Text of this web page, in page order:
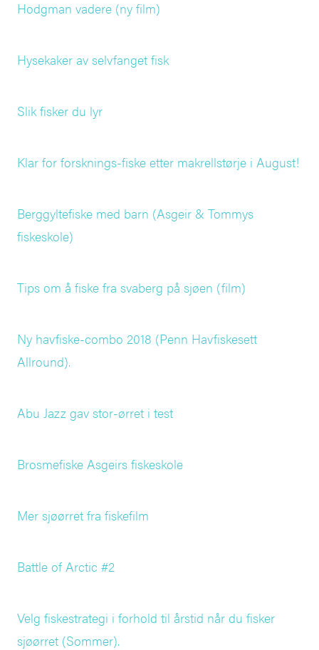
Hodgman vadere (ny film)
Hysekaker av selvfanget fisk
Slik fisker du lyr
Klar for forsknings-fiske etter makrellstørje i August!
Berggyltefiske med barn (Asgeir & Tommys
fiskeskole)
Tips om å fiske fra svaberg på sjøen (film)
Ny havfiske-combo 2018 (Penn Havfiskesett
Allround).
Abu Jazz gav stor-ørret i test
Brosmefiske Asgeirs fiskeskole
Mer sjøørret fra fiskefilm
Battle of Arctic #2
Velg fiskestrategi i forhold til årstid når du fisker
sjøørret (Sommer).